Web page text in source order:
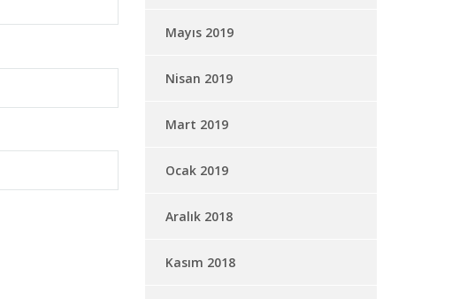
Mayıs 2019
Nisan 2019
Mart 2019
Ocak 2019
Aralık 2018
Kasım 2018